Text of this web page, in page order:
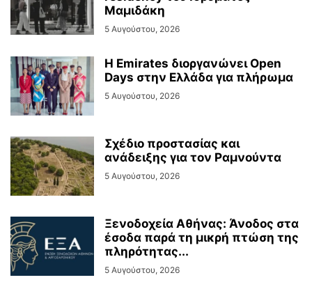
Μαμιδάκη
5 Αυγούστου, 2026
Η Emirates διοργανώνει Open
Days στην Ελλάδα για πλήρωμα
5 Αυγούστου, 2026
Σχέδιο προστασίας και
ανάδειξης για τον Ραμνούντα
5 Αυγούστου, 2026
Ξενοδοχεία Αθήνας: Άνοδος στα
έσοδα παρά τη μικρή πτώση της
πληρότητας...
5 Αυγούστου, 2026